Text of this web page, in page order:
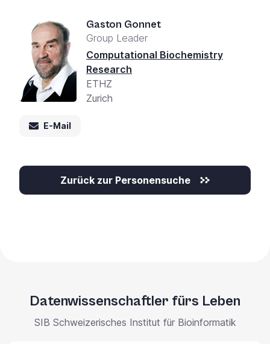
Gaston Gonnet
Group Leader
Computational Biochemistry
Research
ETHZ
Zurich
E-Mail
Zurück zur Personensuche
Datenwissenschaftler fürs Leben
SIB Schweizerisches Institut für Bioinformatik